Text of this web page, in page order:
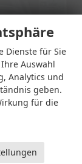
Dienste für Sie
Auswahl
Analytics und
geben.
für die